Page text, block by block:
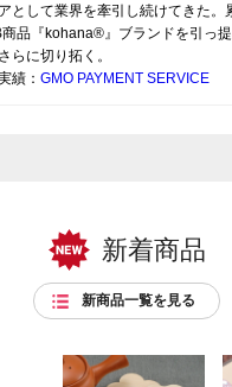
として業界を牽引し続けてきた。
品『kohana®』ブランドを引っ
らに切り拓く。
績： GMO PAYMENT SERVICE
新着商品
新商品一覧を見る